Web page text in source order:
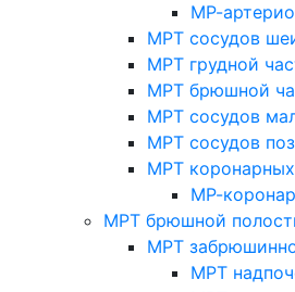
МР-
МРТ сосудов
МРТ грудной
МРТ брюшной
МРТ сосудов
МРТ сосудов
МРТ
МР-
МРТ брюшной
МРТ
МРТ